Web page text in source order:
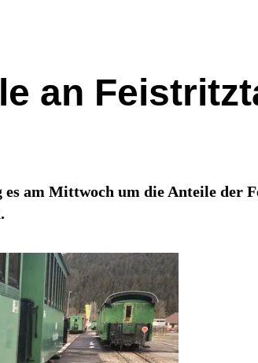
an
am Mittwoch um die Anteile der